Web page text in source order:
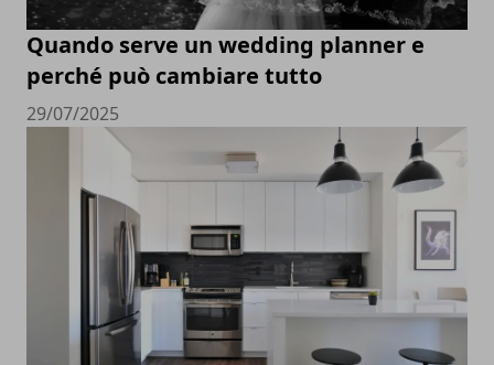
Quando serve un wedding planner e
perché può cambiare tutto
29/07/2025